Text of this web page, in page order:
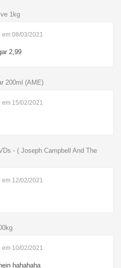
1kg
em 08/03/2021
2,99
200ml (AME)
em 15/02/2021
- ( Joseph Campbell And The
em 12/02/2021
em 10/02/2021
hahahaha